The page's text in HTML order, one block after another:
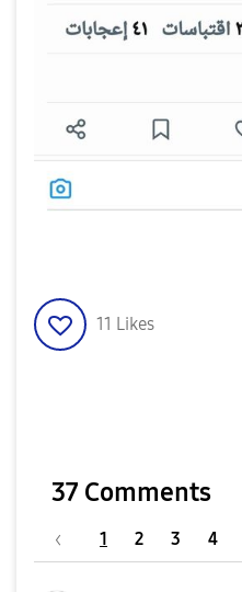
11 Likes
37 Comments
1 2 3 4